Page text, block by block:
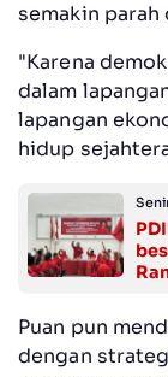
semakin parah
"Karena
dalam
lapangan
hidup
Puan pun
dengan